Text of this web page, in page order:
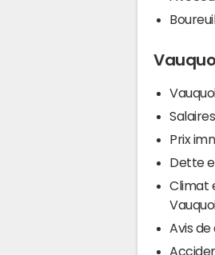
Prix
Dette
Climat
Avis de